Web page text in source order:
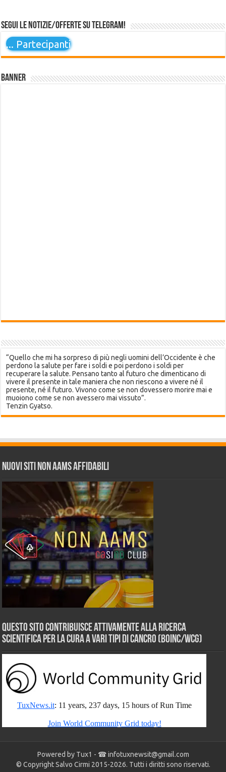
Segui le notizie/offerte su Telegram!
... Partecipanti
Banner
“Quello che mi ha sorpreso di più negli uomini dell’Occidente è che
perdono la salute per fare i soldi e poi perdono i soldi per
recuperare la salute. Pensano tanto al futuro che dimenticano di
vivere il presente in tale maniera che non riescono a vivere né il
presente, né il futuro. Vivono come se non dovessero morire mai e
muoiono come se non avessero mai vissuto”.
Tenzin Gyatso.
Nuovi siti non AAMS affidabili
Questo sito contribuisce attivamente alla ricerca
scientifica per la cura a vari tipi di Cancro (BOINC/WCG)
Powered by Tux1 - ☎infotuxnewsit@gmail.com
© Copyright Salvo Cirmi 2015-2026. Tutti i diritti sono riservati.